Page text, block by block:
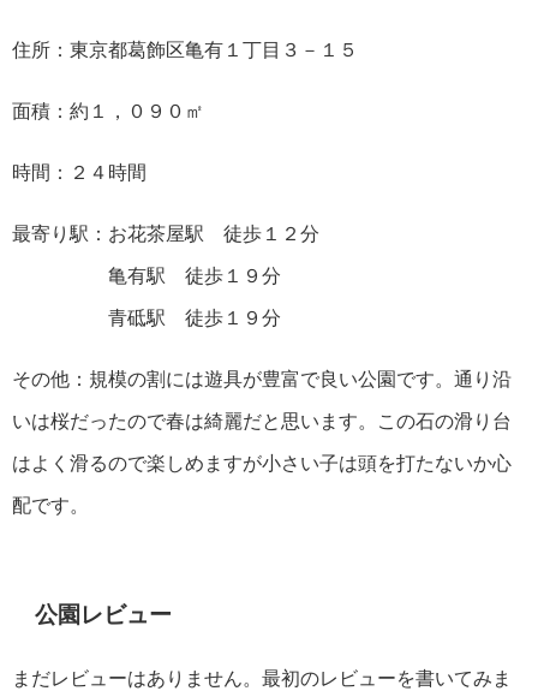
住所：東京都葛飾区亀有１丁目３－１５
面積：約１，０９０㎡
時間：２４時間
最寄り駅：お花茶屋駅 徒歩１２分
亀有駅 徒歩１９分
青砥駅 徒歩１９分
その他：規模の割には遊具が豊富で良い公園です。通り沿
いは桜だったので春は綺麗だと思います。この石の滑り台
はよく滑るので楽しめますが小さい子は頭を打たないか心
配です。
公園レビュー
まだレビューはありません。最初のレビューを書いてみま